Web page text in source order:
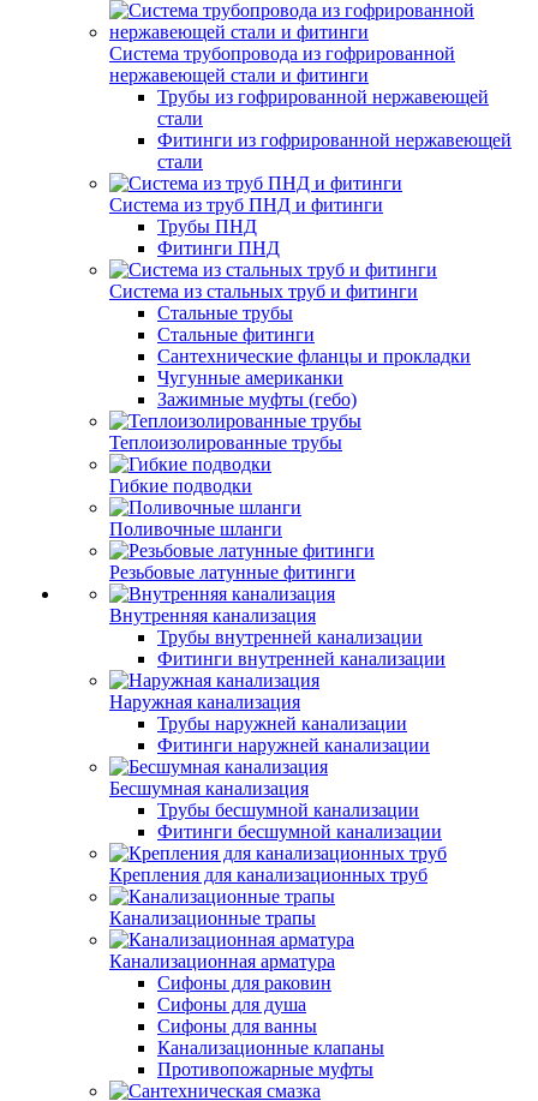
Система трубопровода из гофрированной
нержавеющей стали и фитинги
Трубы из гофрированной нержавеющей
стали
Фитинги из гофрированной нержавеющей
стали
Система из труб ПНД и фитинги
Трубы ПНД
Фитинги ПНД
Система из стальных труб и фитинги
Стальные трубы
Стальные фитинги
Сантехнические фланцы и прокладки
Чугунные американки
Зажимные муфты (гебо)
Теплоизолированные трубы
Гибкие подводки
Поливочные шланги
Резьбовые латунные фитинги
Внутренняя канализация
Трубы внутренней канализации
Фитинги внутренней канализации
Наружная канализация
Трубы наружней канализации
Фитинги наружней канализации
Бесшумная канализация
Трубы бесшумной канализации
Фитинги бесшумной канализации
Крепления для канализационных труб
Канализационные трапы
Канализационная арматура
Сифоны для раковин
Сифоны для душа
Сифоны для ванны
Канализационные клапаны
Противопожарные муфты